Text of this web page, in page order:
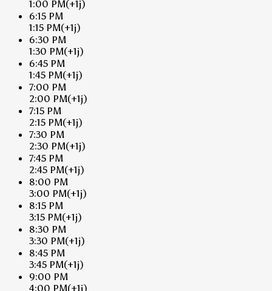
1:00 PM(+1j)
6:15 PM
1:15 PM(+1j)
6:30 PM
1:30 PM(+1j)
6:45 PM
1:45 PM(+1j)
7:00 PM
2:00 PM(+1j)
7:15 PM
2:15 PM(+1j)
7:30 PM
2:30 PM(+1j)
7:45 PM
2:45 PM(+1j)
8:00 PM
3:00 PM(+1j)
8:15 PM
3:15 PM(+1j)
8:30 PM
3:30 PM(+1j)
8:45 PM
3:45 PM(+1j)
9:00 PM
4:00 PM(+1j)